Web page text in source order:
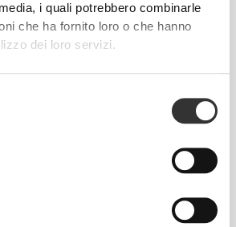
i quali potrebbero combinarle
che ha fornito loro o che hanno
dei loro servizi.